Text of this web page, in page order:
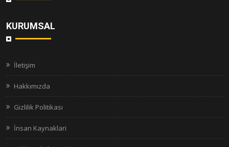
KURUMSAL
İletişim
Hakkımızda
Gizlilik Politikası
İnsan Kaynaklari